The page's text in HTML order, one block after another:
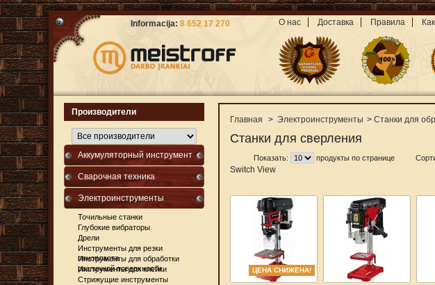
О нас Доставка Правила
Informacija: 8 652 17 270
Производители
Аккумуляторный инструмент
Сварочная техника
Электроинструменты
Точильные станки
Глубокие вибраторы
Дрели
Инструменты для резки
пенопласта
Инструменты для обработки
различной поверхности
Инструменты для клейки
Стрижущие инструменты
Главная > Электроинструменты > Станки для
Станки для сверления
Показать: продукты по странице
Switch View
ЦЕНА СНИЖЕНА!